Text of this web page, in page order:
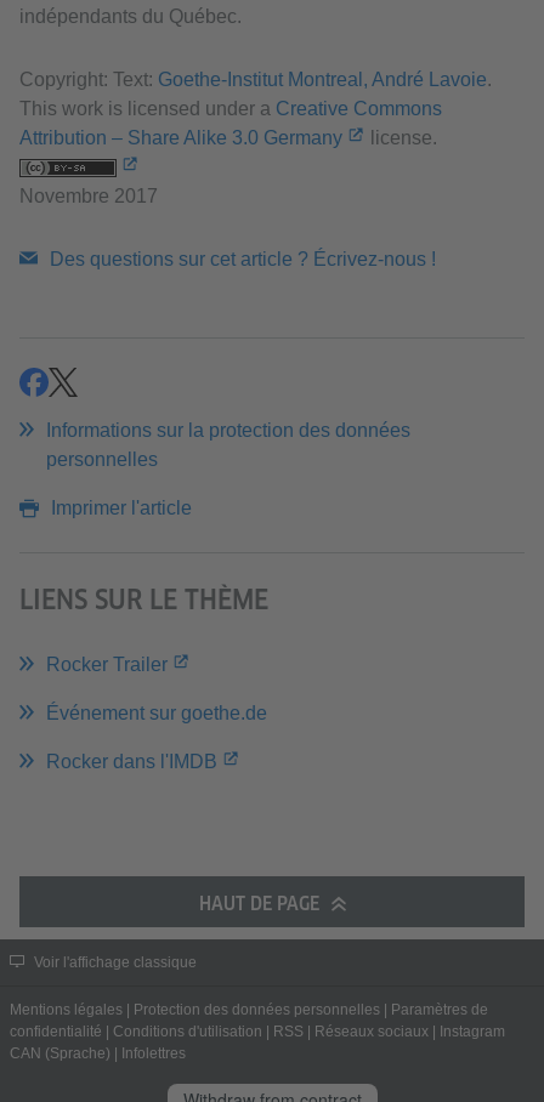
indépendants du Québec.
Copyright: Text: Goethe-Institut Montreal, André Lavoie.
This work is licensed under a Creative Commons
Attribution – Share Alike 3.0 Germany
license.
Novembre 2017
Des questions sur cet article ? Écrivez-nous !
partagerpartager
Informations sur la protection des données
personnelles
Imprimer l'article
LIENS SUR LE THÈME
Rocker Trailer
Événement sur goethe.de
Rocker dans l'IMDB
HAUT DE PAGE
Voir l'affichage classique
Mentions légales Protection des données personnelles
Paramètres de
confidentialité
Conditions d'utilisation RSS Réseaux sociaux
Instagram
CAN (Sprache)
Infolettres